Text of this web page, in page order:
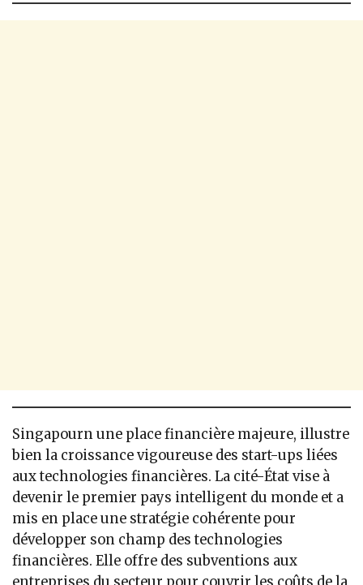
Singapourn une place financière majeure, illustre
bien la croissance vigoureuse des start-ups liées
aux technologies financières. La cité-État vise à
devenir le premier pays intelligent du monde et a
mis en place une stratégie cohérente pour
développer son champ des technologies
financières. Elle offre des subventions aux